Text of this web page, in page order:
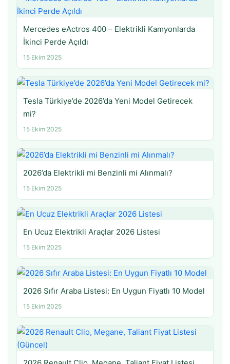
Mercedes eActros 400 – Elektrikli Kamyonlarda
İkinci Perde Açıldı
15 Ekim 2025
Tesla Türkiye’de 2026’da Yeni Model Getirecek
mi?
15 Ekim 2025
2026’da Elektrikli mi Benzinli mi Alınmalı?
15 Ekim 2025
En Ucuz Elektrikli Araçlar 2026 Listesi
15 Ekim 2025
2026 Sıfır Araba Listesi: En Uygun Fiyatlı 10 Model
15 Ekim 2025